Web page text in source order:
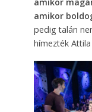
amikor
pedig talán
hímezték